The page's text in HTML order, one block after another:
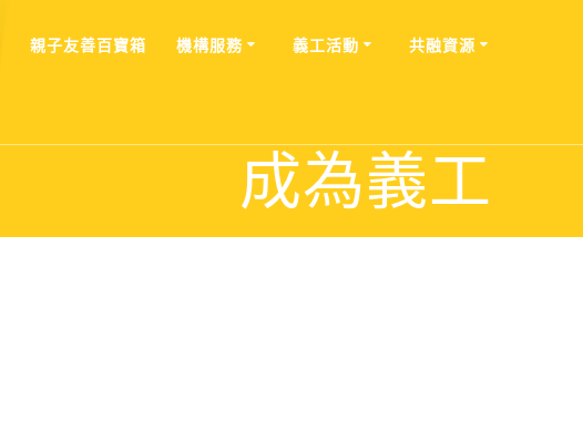
親⼦友善百寶箱 機構服務 義工活動 共融資源
成為義工